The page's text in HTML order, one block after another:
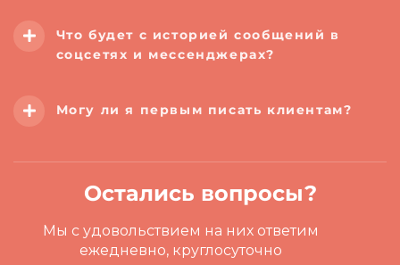
Что будет с историей сообщений в
соцсетях и мессенджерах?
Могу ли я первым писать клиентам?
Остались вопросы?
Мы с удовольствием на них ответим
ежедневно, круглосуточно